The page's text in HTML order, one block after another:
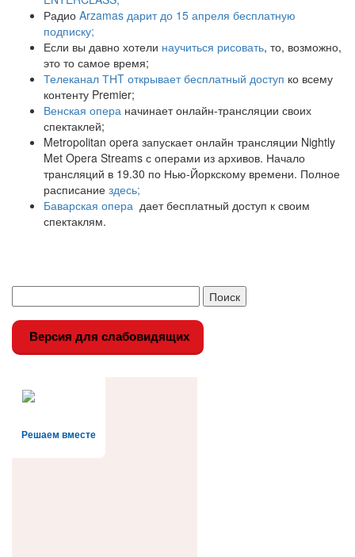
Радио Arzamas дарит до 15 апреля бесплатную
подписку;
Если вы давно хотели научиться рисовать, то, возможно,
это то самое время;
Телеканал ТНT открывает бесплатный доступ ко всему
контенту Premier;
Венская опера начинает онлайн-трансляции своих
спектаклей;
Metropolitan opera запускает онлайн трансляции Nightly
Met Opera Streams с операми из архивов. Начало
трансляций в 19.30 по Нью-Йоркскому времени. Полное
расписание здесь;
Баварская опера дает бесплатный доступ к своим
спектаклям.
Версия для слабовидящих
Решаем вместе